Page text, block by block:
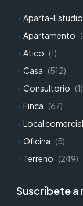
Aparta-Estudio
Apartamento
Atico (1)
Casa (512)
Consultorio (1)
Finca (67)
Local comercial
Oficina (5)
Terreno (249)
Suscríbete